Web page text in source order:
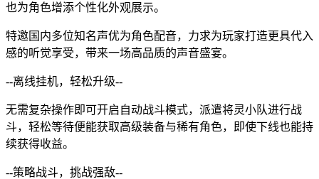
也为角色增添个性化外观展示。
特邀国内多位知名声优为角色配音，力求为玩家打造更具代入
感的听觉享受，带来一场高品质的声音盛宴。
--离线挂机，轻松升级--
无需复杂操作即可开启自动战斗模式，派遣将灵小队进行战
斗，轻松等待便能获取高级装备与稀有角色，即使下线也能持
续获得收益。
--策略战斗，挑战强敌--